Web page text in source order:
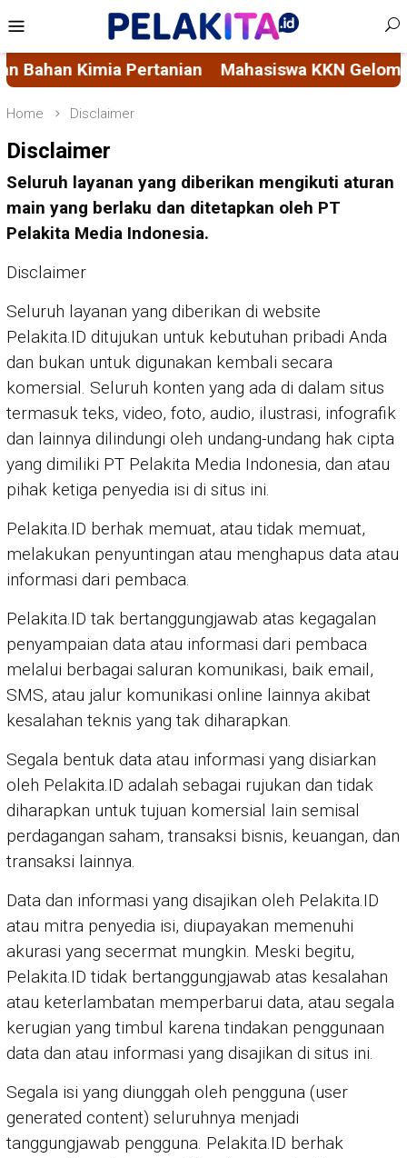
to
content
Menu
KKN Gelombang 116 Unhas Rintis Bank
Home Disclaimer
Disclaimer
Seluruh layanan yang diberikan mengikuti aturan
main yang berlaku dan ditetapkan oleh PT
Pelakita Media Indonesia.
Disclaimer
Seluruh layanan yang diberikan di website
Pelakita.ID ditujukan untuk kebutuhan pribadi Anda
dan bukan untuk digunakan kembali secara
komersial. Seluruh konten yang ada di dalam situs
termasuk teks, video, foto, audio, ilustrasi, infografik
dan lainnya dilindungi oleh undang-undang hak cipta
yang dimiliki PT Pelakita Media Indonesia, dan atau
pihak ketiga penyedia isi di situs ini.
Pelakita.ID berhak memuat, atau tidak memuat,
melakukan penyuntingan atau menghapus data atau
informasi dari pembaca.
Pelakita.ID tak bertanggungjawab atas kegagalan
penyampaian data atau informasi dari pembaca
melalui berbagai saluran komunikasi, baik email,
SMS, atau jalur komunikasi online lainnya akibat
kesalahan teknis yang tak diharapkan.
Segala bentuk data atau informasi yang disiarkan
oleh Pelakita.ID adalah sebagai rujukan dan tidak
diharapkan untuk tujuan komersial lain semisal
perdagangan saham, transaksi bisnis, keuangan, dan
transaksi lainnya.
Data dan informasi yang disajikan oleh Pelakita.ID
atau mitra penyedia isi, diupayakan memenuhi
akurasi yang secermat mungkin. Meski begitu,
Pelakita.ID tidak bertanggungjawab atas kesalahan
atau keterlambatan memperbarui data, atau segala
kerugian yang timbul karena tindakan penggunaan
data dan atau informasi yang disajikan di situs ini.
Segala isi yang diunggah oleh pengguna (user
generated content) seluruhnya menjadi
tanggungjawab pengguna. Pelakita.ID berhak